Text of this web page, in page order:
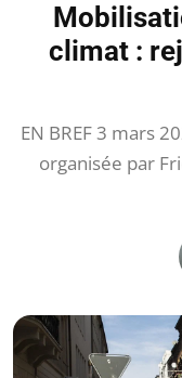
climat :
EN BREF 3 mars
organisée par